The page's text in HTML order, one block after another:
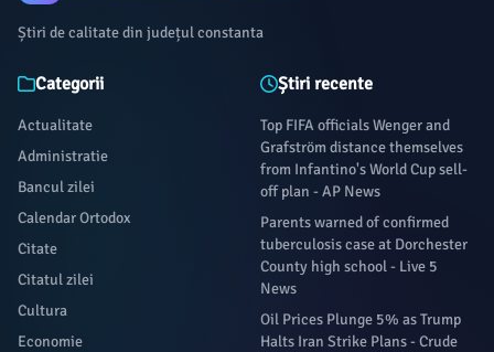
Știri de calitate din județul constanta
Categorii
Actualitate
Administratie
Bancul zilei
Calendar Ortodox
Citate
Citatul zilei
Cultura
Economie
Știri recente
Top FIFA officials Wenger and
Grafström distance themselves
from Infantino's World Cup sell-
off plan - AP News
Parents warned of confirmed
tuberculosis case at Dorchester
County high school - Live 5
News
Oil Prices Plunge 5% as Trump
Halts Iran Strike Plans - Crude